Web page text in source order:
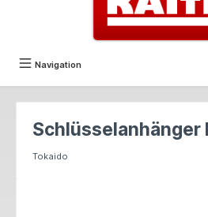
Navigation
Schlüsselanhänger
Tokaido